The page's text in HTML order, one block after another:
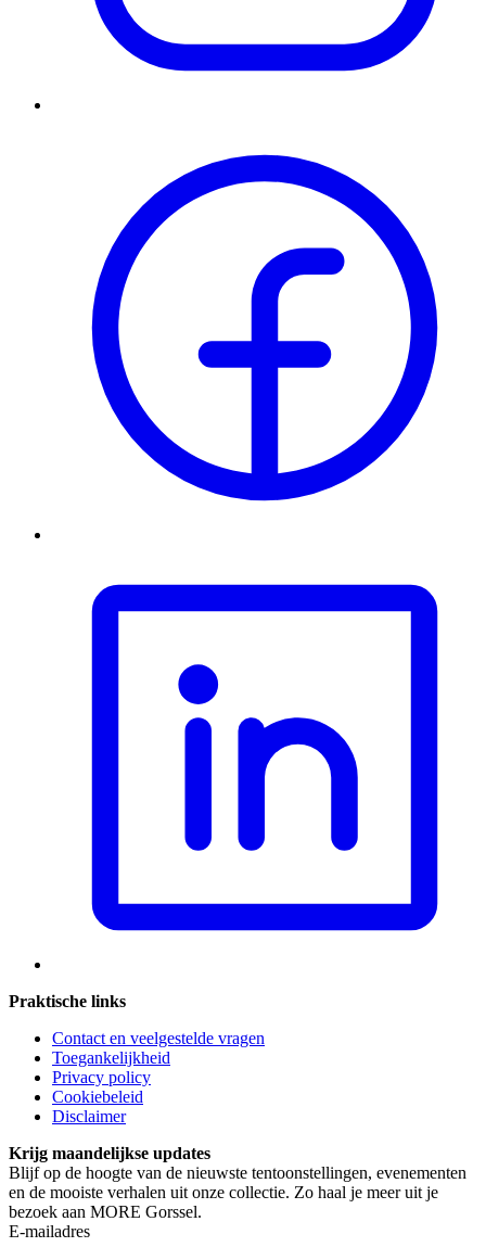
Praktische links
Contact en veelgestelde vragen
Toegankelijkheid
Privacy policy
Cookiebeleid
Disclaimer
Krijg maandelijkse updates
Blijf op de hoogte van de nieuwste tentoonstellingen, evenementen
en de mooiste verhalen uit onze collectie. Zo haal je meer uit je
bezoek aan MORE Gorssel.
E-mailadres